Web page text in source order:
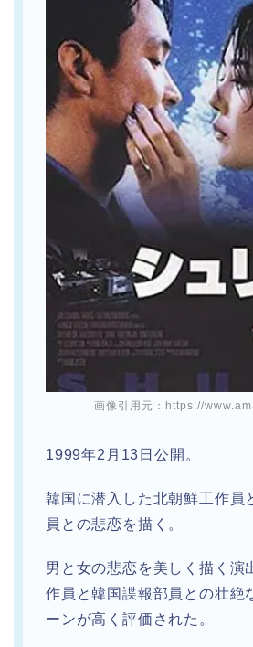
画像引用元：https://
1999年2月13日公開。
韓国に潜入した北朝鮮工作員
員との悲恋を描く。
男と女の悲恋を美しく描く演
作員と韓国諜報部員との壮絶
ーンが高く評価された。